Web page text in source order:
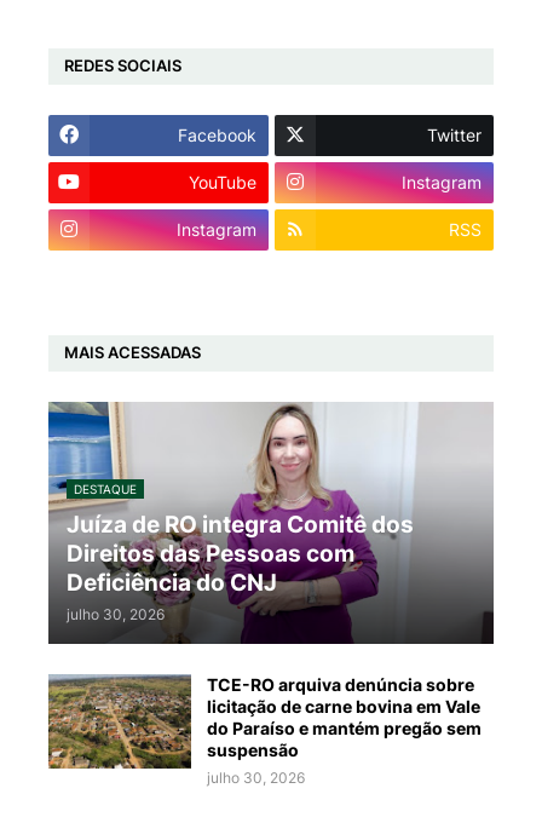
REDES SOCIAIS
Facebook Twitter
YouTube Instagram
Instagram RSS
MAIS ACESSADAS
DESTAQUE
Juíza de RO integra Comitê dos
Direitos das Pessoas com
Deficiência do CNJ
julho 30, 2026
TCE-RO arquiva denúncia sobre
licitação de carne bovina em Vale
do Paraíso e mantém pregão sem
suspensão
julho 30, 2026